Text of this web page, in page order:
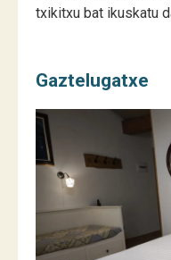
txikitxu bat ikuskatu
Gaztelugatxe